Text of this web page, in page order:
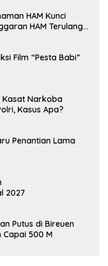
HAM Kunci
HAM Terulang
Film “Pesta Babi”
Kasat Narkoba
Kasus Apa?
Penantian Lama
2027
Putus di Bireuen
Capai 500 M